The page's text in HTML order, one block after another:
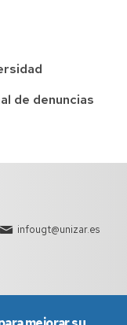
de denuncias
infougt@unizar.es